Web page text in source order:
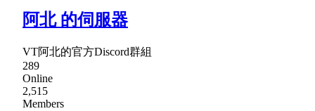
阿北 的伺服器
VT阿北的官方Discord群組
289
Online
2,515
Members